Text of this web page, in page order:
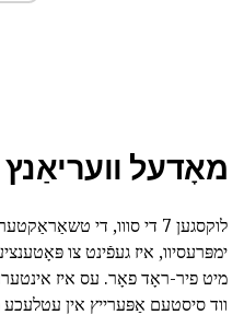
מאָדעל וועריאַנץ
לוקסגען 7 די סווו, די
ימפּרעסיוו, איז געפֿינט צו
ווד סיסטעם אַפּערייץ אין עטלעכע